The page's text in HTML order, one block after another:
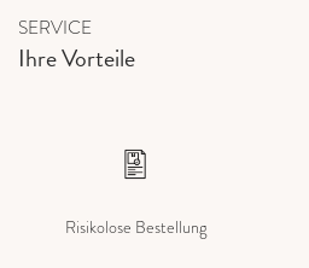
SERVICE
Ihre Vorteile
Risikolose Bestellung